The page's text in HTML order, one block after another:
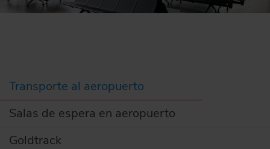
Transporte al aeropuerto
Salas de espera en aeropuerto
Goldtrack